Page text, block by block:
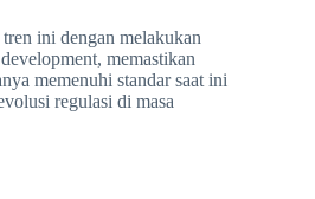
ini dengan melakukan
memastikan
memenuhi standar saat ini
regulasi di masa